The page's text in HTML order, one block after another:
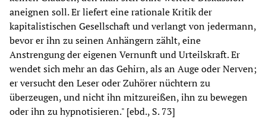
aneignen soll. Er liefert eine rationale Kritik der
kapitalistischen Gesellschaft und verlangt von jedermann,
bevor er ihn zu seinen Anhängern zählt, eine
Anstrengung der eigenen Vernunft und Urteilskraft. Er
wendet sich mehr an das Gehirn, als an Auge oder Nerven;
er versucht den Leser oder Zuhörer nüchtern zu
überzeugen, und nicht ihn mitzureißen, ihn zu bewegen
oder ihn zu hypnotisieren." [ebd., S. 73]